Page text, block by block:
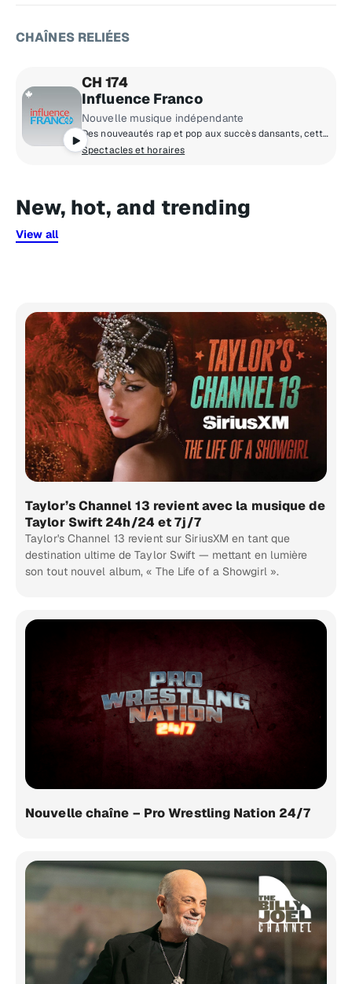
CHAÎNES RELIÉES
CH 174
Influence Franco
Nouvelle musique indépendante
Des nouveautés rap et pop aux succès dansants, cette chaîne est la référence en matière de pop urbaine francophone.
Spectacles et horaires
New, hot, and trending
View all
Taylor’s Channel 13 revient avec la musique de
Taylor Swift 24h/24 et 7j/7
Taylor's Channel 13 revient sur SiriusXM en tant que
destination ultime de Taylor Swift — mettant en lumière
son tout nouvel album, « The Life of a Showgirl ».
Nouvelle chaîne – Pro Wrestling Nation 24/7